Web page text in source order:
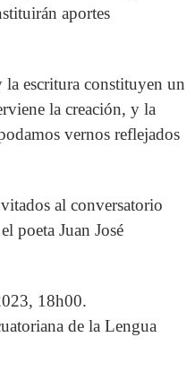
aportes
la escritura constituyen un
la creación, y la
vernos reflejados
al conversatorio
poeta Juan José
18h00.
de la Lengua